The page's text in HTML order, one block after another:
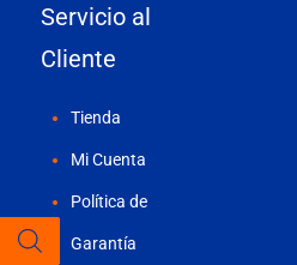
Servicio al
Cliente
Tienda
Mi Cuenta
Política de
Garantía